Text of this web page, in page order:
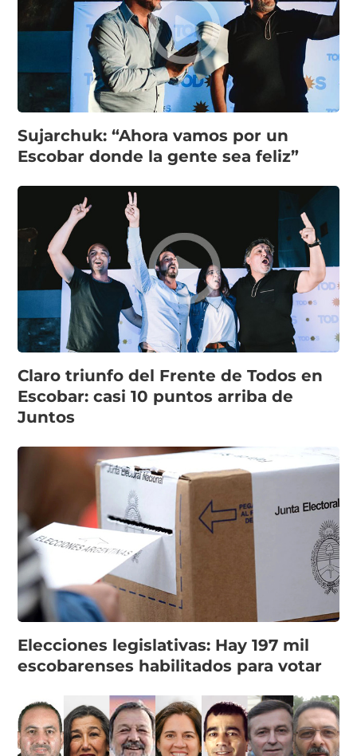
Sujarchuk: “Ahora vamos por un
Escobar donde la gente sea feliz”
Claro triunfo del Frente de Todos en
Escobar: casi 10 puntos arriba de
Juntos
Elecciones legislativas: Hay 197 mil
escobarenses habilitados para votar